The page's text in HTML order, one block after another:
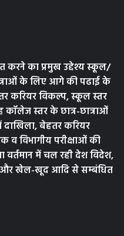
करने का प्रमुख उद्देश्य स्कूल/
के लिए आगे की पढाई के
करियर विकल्प, स्कूल स्तर
कॉलेज स्तर के छात्र-छात्राओं
दाखिला, बेहतर करियर
व विभागीय परीक्षाओं की
में चल रही देश विदेश,
और खेल-खूद आदि से सम्बंधित